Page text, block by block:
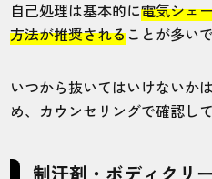
自己処理は基本的に電気シェ
方法が推奨されることが多いで
いつから抜いてはいけないか
め、カウンセリングで確認し
制汗剤・ボディクリ